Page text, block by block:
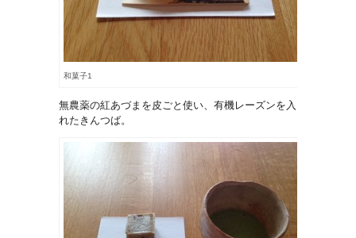
和菓子1
無農薬の紅あづまを皮ごと使い、有機レーズンを入
れたきんつば。